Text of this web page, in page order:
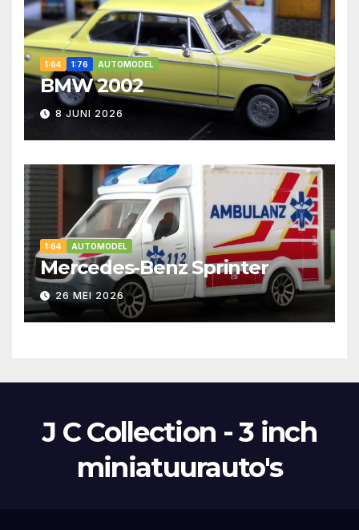
1:64 1:76 AUTOMODEL
BMW 2002
8 JUNI 2026
1:64 AUTOMODEL
Mercedes-Benz Sprinter
26 MEI 2026
J C Collection - 3 inch
miniatuurauto's